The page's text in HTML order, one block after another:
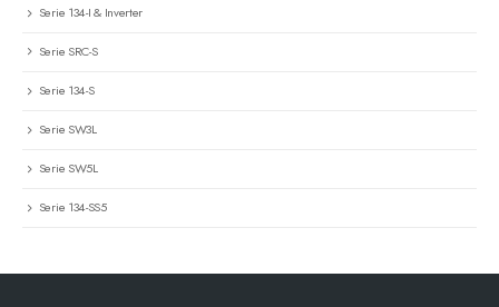
Serie 134-I & Inverter
Serie SRC-S
Serie 134-S
Serie SW3L
Serie SW5L
Serie 134-SS5